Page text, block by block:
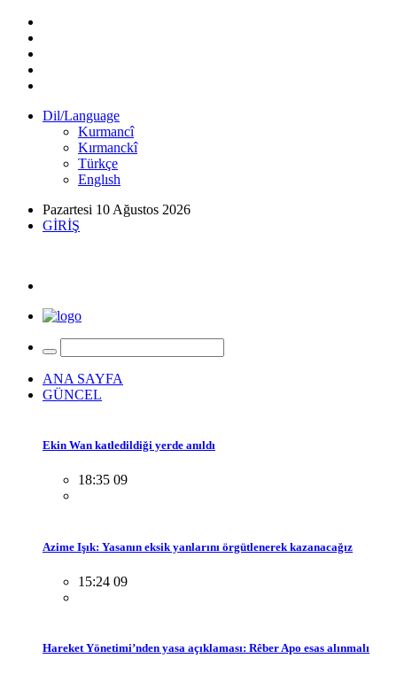
Dil/Language
Kurmancî
Kırmanckî
Türkçe
Englısh
Pazartesi 10 Ağustos 2026
GİRİŞ
ANA SAYFA
GÜNCEL
Ekin Wan katledildiği yerde anıldı
18:35 09
Azime Işık: Yasanın eksik yanlarını örgütlenerek kazanacağız
15:24 09
Hareket Yönetimi’nden yasa açıklaması: Rêber Apo esas alınmalı